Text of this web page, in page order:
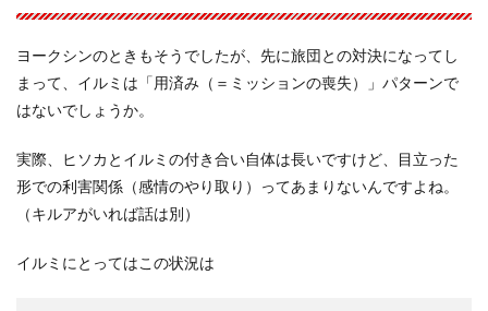
ヨークシンのときもそうでしたが、先に旅団との対決になってし
まって、イルミは「用済み（＝ミッションの喪失）」パターンで
はないでしょうか。
実際、ヒソカとイルミの付き合い自体は長いですけど、目立った
形での利害関係（感情のやり取り）ってあまりないんですよね。
（キルアがいれば話は別）
イルミにとってはこの状況は